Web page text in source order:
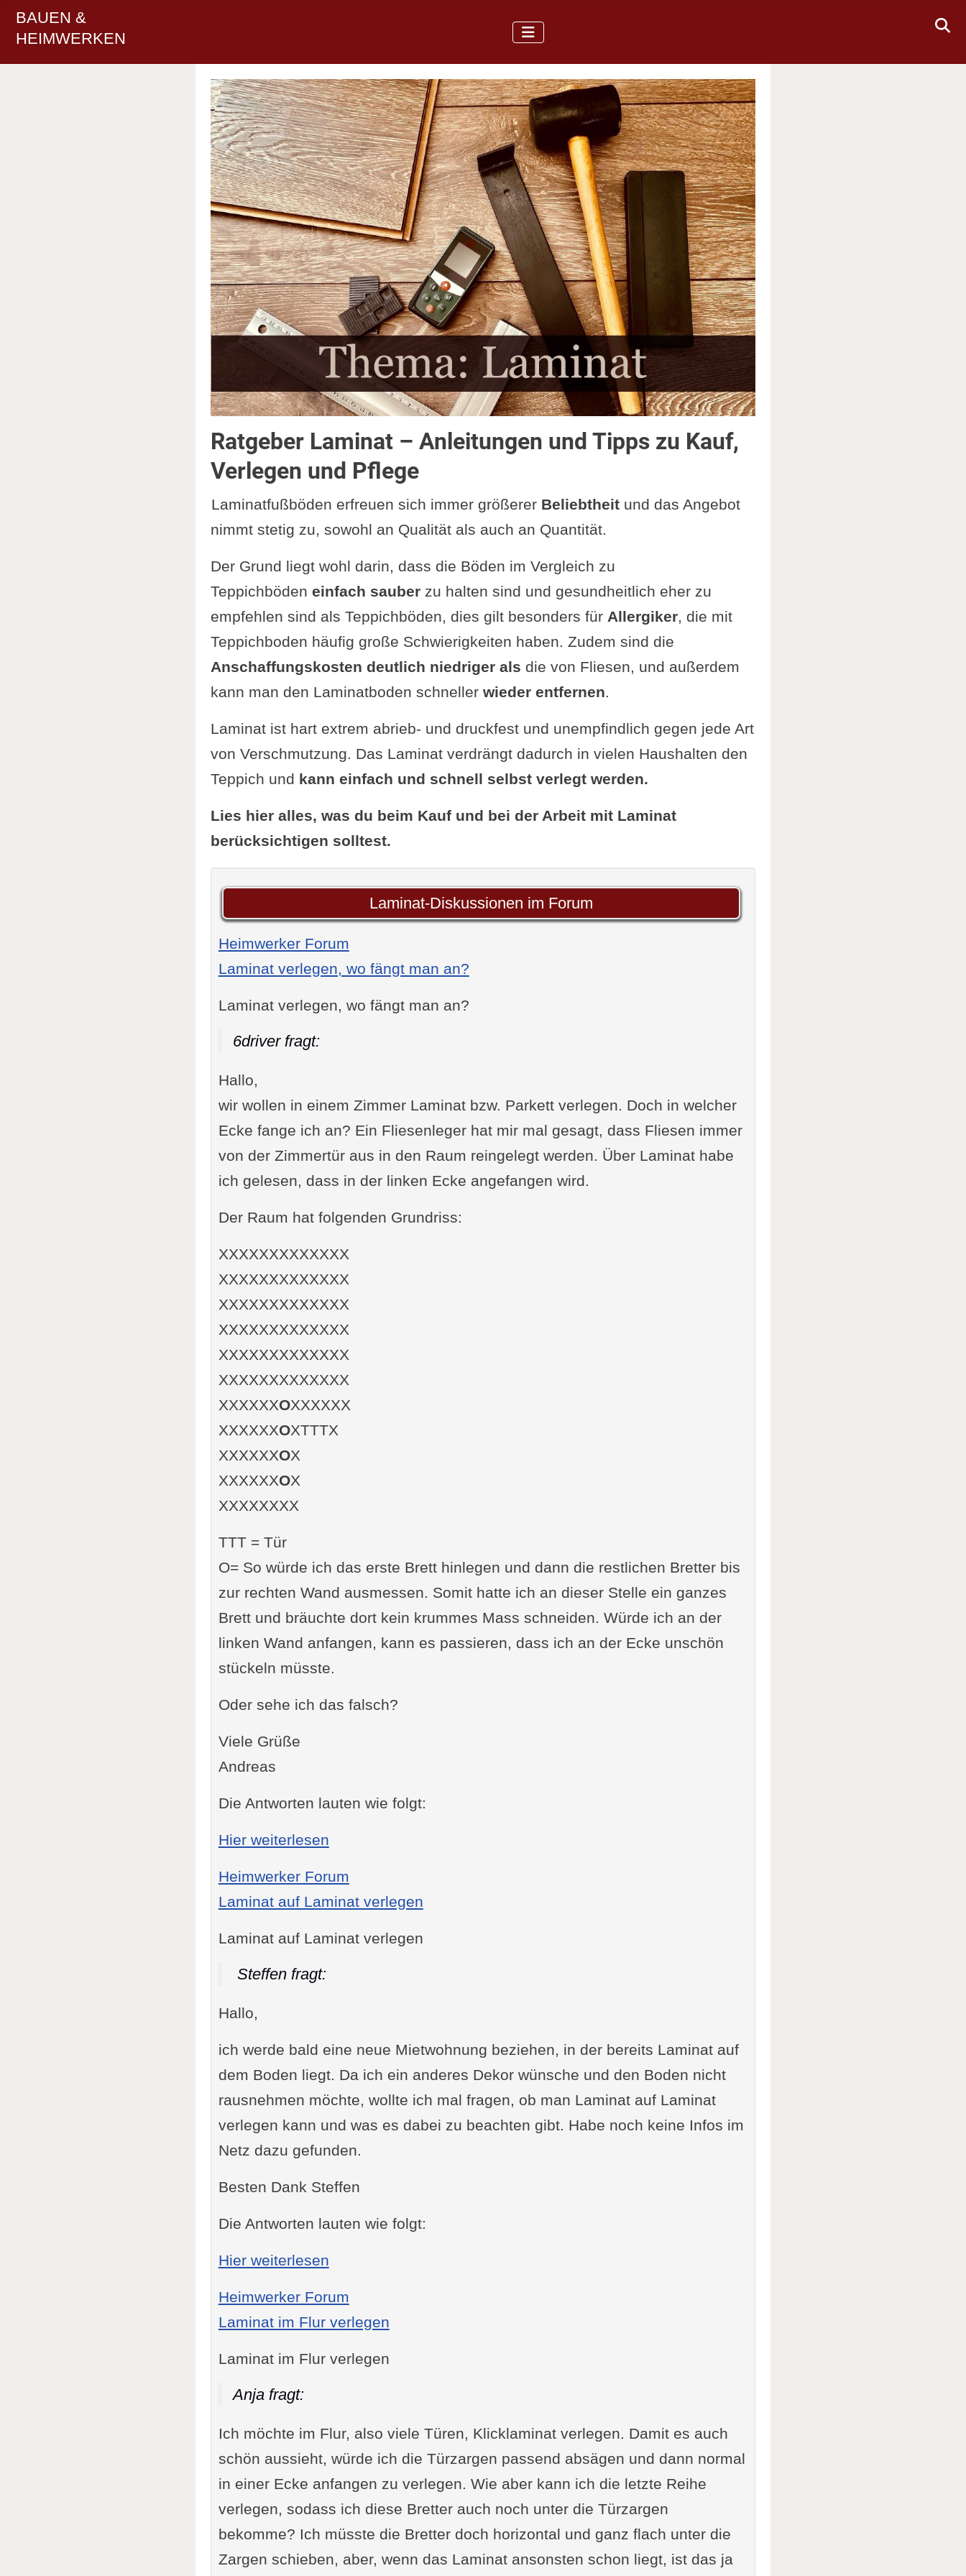
BAUEN &
HEIMWERKEN
Ratgeber Laminat – Anleitungen und Tipps zu Kauf,
Verlegen und Pflege
Laminatfußböden erfreuen sich immer größerer Beliebtheitund das Angebot
nimmt stetig zu, sowohl an Qualität als auch an Quantität.
Der Grund liegt wohl darin, dass die Böden im Vergleich zu
Teppichböden einfach sauberzu halten sind und gesundheitlich eher zu
empfehlen sind als Teppichböden, dies gilt besonders für Allergiker, die mit
Teppichboden häufig große Schwierigkeiten haben. Zudem sind die
Anschaffungskosten deutlich niedriger als die von Fliesen, und außerdem
kann man den Laminatboden schneller wieder entfernen.
Laminat ist hart extrem abrieb- und druckfest und unempfindlich gegen jede Art
von Verschmutzung. Das Laminat verdrängt dadurch in vielen Haushalten den
Teppich und kann einfach und schnell selbst verlegt werden.
Lies hier alles, was du beim Kauf und bei der Arbeit mit Laminat
berücksichtigen solltest.
Laminat-Diskussionen im Forum
Heimwerker Forum
Laminat verlegen, wo fängt man an?
Laminat verlegen, wo fängt man an?
6driver fragt:
Hallo,
wir wollen in einem Zimmer Laminat bzw. Parkett verlegen. Doch in welcher
Ecke fange ich an? Ein Fliesenleger hat mir mal gesagt, dass Fliesen immer
von der Zimmertür aus in den Raum reingelegt werden. Über Laminat habe
ich gelesen, dass in der linken Ecke angefangen wird.
Der Raum hat folgenden Grundriss:
XXXXXXXXXXXXX
XXXXXXXXXXXXX
XXXXXXXXXXXXX
XXXXXXXXXXXXX
XXXXXXXXXXXXX
XXXXXXXXXXXXX
XXXXXXOXXXXXX
XXXXXXOXTTTX
XXXXXXOX
XXXXXXOX
XXXXXXXX
TTT = Tür
O= So würde ich das erste Brett hinlegen und dann die restlichen Bretter bis
zur rechten Wand ausmessen. Somit hatte ich an dieser Stelle ein ganzes
Brett und bräuchte dort kein krummes Mass schneiden. Würde ich an der
linken Wand anfangen, kann es passieren, dass ich an der Ecke unschön
stückeln müsste.
Oder sehe ich das falsch?
Viele Grüße
Andreas
Die Antworten lauten wie folgt:
Hier weiterlesen: Laminat verlegen, wo fängt man an?
Heimwerker Forum
Laminat auf Laminat verlegen
Laminat auf Laminat verlegen
Steffen fragt:
Hallo,
ich werde bald eine neue Mietwohnung beziehen, in der bereits Laminat auf
dem Boden liegt. Da ich ein anderes Dekor wünsche und den Boden nicht
rausnehmen möchte, wollte ich mal fragen, ob man Laminat auf Laminat
verlegen kann und was es dabei zu beachten gibt. Habe noch keine Infos im
Netz dazu gefunden.
Besten Dank Steffen
Die Antworten lauten wie folgt:
Hier weiterlesen: Laminat auf Laminat verlegen
Heimwerker Forum
Laminat im Flur verlegen
Laminat im Flur verlegen
Anja fragt:
Ich möchte im Flur, also viele Türen, Klicklaminat verlegen. Damit es auch
schön aussieht, würde ich die Türzargen passend absägen und dann normal
in einer Ecke anfangen zu verlegen. Wie aber kann ich die letzte Reihe
verlegen, sodass ich diese Bretter auch noch unter die Türzargen
bekomme? Ich müsste die Bretter doch horizontal und ganz flach unter die
Zargen schieben, aber, wenn das Laminat ansonsten schon liegt, ist das ja